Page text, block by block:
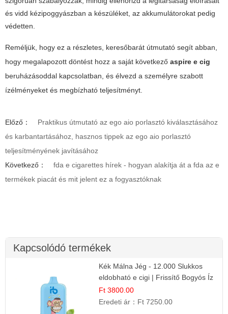
és vidd kézipoggyászban a készüléket, az akkumulátorokat pedig
védetten.
Reméljük, hogy ez a részletes, keresőbarát útmutató segít abban,
hogy megalapozott döntést hozz a saját következő aspire e cig
beruházásoddal kapcsolatban, és élvezd a személyre szabott
ízélményeket és megbízható teljesítményt.
Előző：
Praktikus útmutató az ego aio porlasztó kiválasztásához
és karbantartásához, hasznos tippek az ego aio porlasztó
teljesítményének javításához
Következő：
fda e cigarettes hírek - hogyan alakítja át a fda az e
termékek piacát és mit jelent ez a fogyasztóknak
Kapcsolódó termékek
Kék Málna Jég - 12.000 Slukkos
eldobható e cigi | Frissítő Bogyós Íz
Ft 3800.00
Eredeti ár： Ft 7250.00